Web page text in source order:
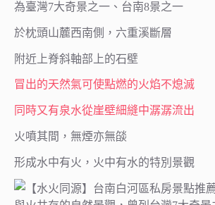
為臺灣7大奇景之一、台南8景之一
於枕頭山麓西南側，六重溪斷層
附近上脊斜軸部上的石壁
冒出的天然氣可使點燃的火焰不熄滅
同時又有泉水從崖壁細縫中潺潺流出
火噴其間，無煙亦無燄
形成水中有火，火中有水的特別景觀